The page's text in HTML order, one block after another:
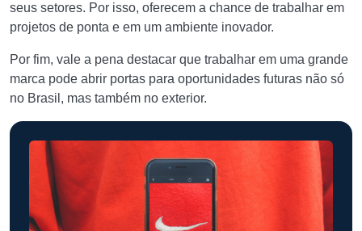
seus setores. Por isso, oferecem a chance de trabalhar em
projetos de ponta e em um ambiente inovador.
Por fim, vale a pena destacar que trabalhar em uma grande
marca pode abrir portas para oportunidades futuras não só
no Brasil, mas também no exterior.